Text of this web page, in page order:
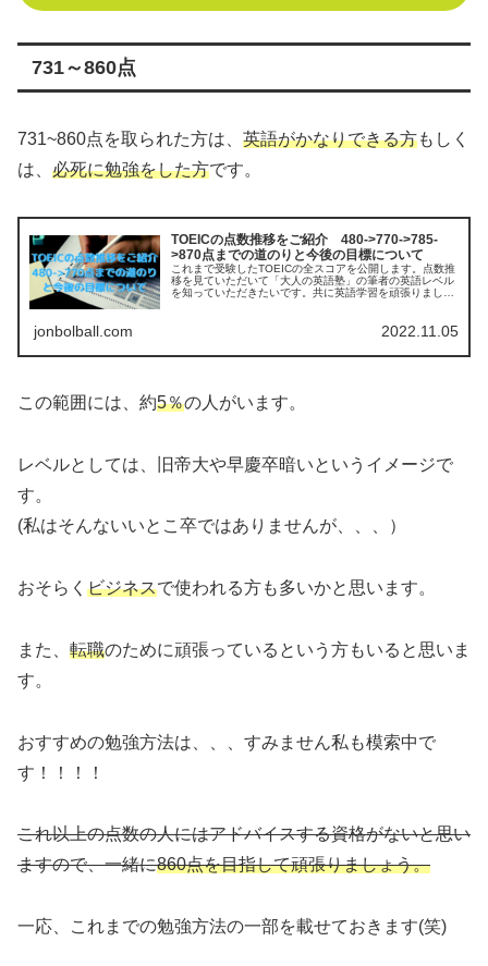
731～860点
731~860点を取られた方は、 英語がかなりできる方もしく
は、 必死に勉強をした方です。
TOEICの点数推移をご紹介 480->770->785-
>870点までの道のりと今後の目標について
これまで受験したTOEICの全スコアを公開します。点数推
移を見ていただいて「大人の英語塾」の筆者の英語レベル
を知っていただきたいです。共に英語学習を頑張りましょ
jonbolball.com 2022.11.05
この範囲には、約5％の人がいます。
レベルとしては、旧帝大や早慶卒暗いというイメージで
す。
(私はそんないいとこ卒ではありませんが、、、）
おそらく ビジネスで使われる方も多いかと思います。
また、 転職のために頑張っているという方もいると思いま
す。
おすすめの勉強方法は、、、すみません私も模索中で
す！！！！
これ以上の点数の人にはアドバイスする資格がないと思い
ますので、一緒に860点を目指して頑張りましょう。
一応、これまでの勉強方法の一部を載せておきます(笑)